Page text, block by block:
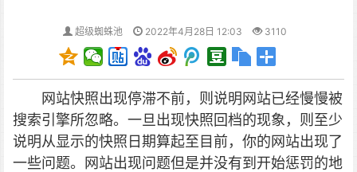
超级蜘蛛池 2022年4月28日 12:03 3110
网站快照出现停滞不前，则说明网站已经慢慢被
搜索引擎所忽略。一旦出现快照回档的现象，则至少
说明从显示的快照日期算起至目前，你的网站出现了
一些问题。网站出现问题但是并没有到开始惩罚的地